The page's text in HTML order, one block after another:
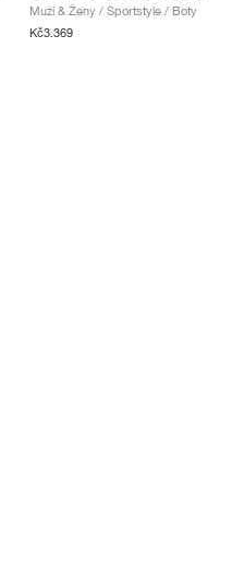
Muži & Ženy / Sportstyle / Boty
Kč3.369